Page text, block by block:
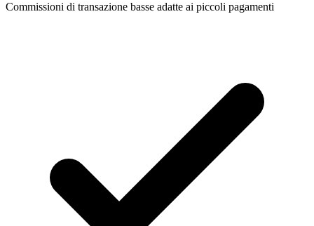
Commissioni di transazione basse adatte ai piccoli pagamenti